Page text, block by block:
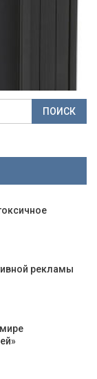
рекламы